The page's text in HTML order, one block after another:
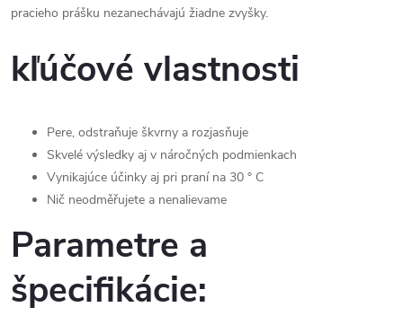
pracieho prášku nezanechávajú žiadne zvyšky.
kľúčové vlastnosti
Pere, odstraňuje škvrny a rozjasňuje
Skvelé výsledky aj v náročných podmienkach
Vynikajúce účinky aj pri praní na 30 ° C
Nič neodměřujete a nenalievame
Parametre a
špecifikácie: